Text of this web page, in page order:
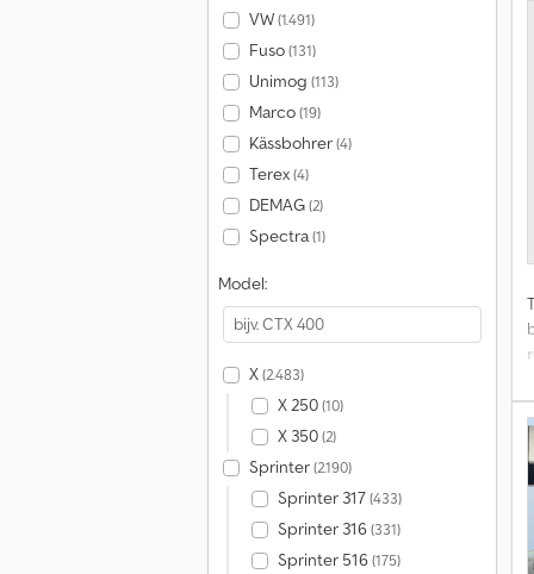
VW(1.491)
Fuso(131)
Unimog (113)
Marco(19)
Kässbohrer(4)
Terex(4)
DEMAG(2)
Spectra(1)
Model:
X(2.483)
X 250(10)
X 350(2)
Sprinter(2.190)
Sprinter 317(433)
Sprinter 316(331)
Sprinter 516(175)